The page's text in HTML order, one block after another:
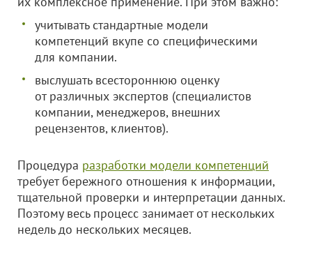
учитывать стандартные модели
компетенций вкупе со специфическими
для компании.
выслушать всестороннюю оценку
от различных экспертов (специалистов
компании, менеджеров, внешних
рецензентов, клиентов).
Процедура разработки модели компетенций
требует бережного отношения к информации,
тщательной проверки и интерпретации данных.
Поэтому весь процесс занимает от нескольких
недель до нескольких месяцев.